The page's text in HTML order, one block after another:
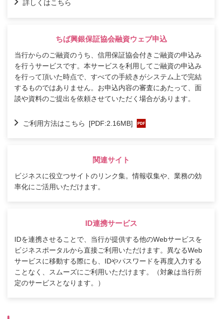
詳しくはこちら
ちば興銀保証協会融資ウェブ申込
当行からのご融資のうち、信用保証協会付きご融資の申込み
を行うサービスです。本サービスを利用してご融資の申込み
を行って頂いた時点で、すべての手続きがシステム上で完結
するものではありません。お申込内容の審査にあたって、面
談や資料のご提出を依頼させていただく場合があります。
ご利用方法はこちら [PDF:2.16MB]
関連サイト
ビジネスに役立つサイトのリンク集。情報収集や、業務の効
率化にご活用いただけます。
ID連携サービス
IDを連携させることで、当行が提供する他のWebサービスを
ビジネスポータルから直接ご利用いただけます。異なるWeb
サービスに移動する際にも、IDやパスワードを再度入力する
ことなく、スムーズにご利用いただけます。（対象は当行所
定のサービスとなります。）